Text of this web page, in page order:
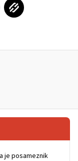
je posameznik